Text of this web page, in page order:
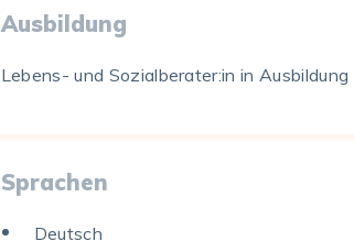
Ausbildung
Lebens- und Sozialberater:in in
Sprachen
Deutsch